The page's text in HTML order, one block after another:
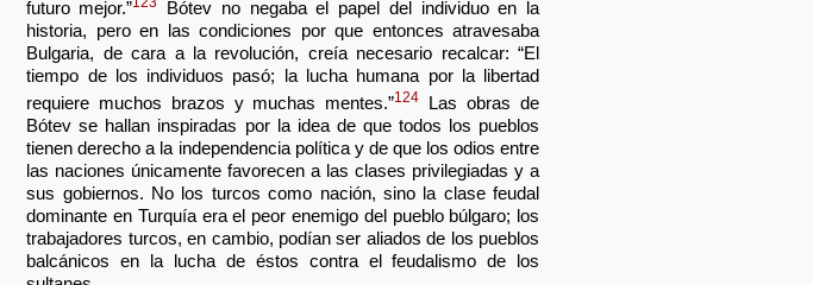
futuro mejor.”
Bótev no negaba el papel del individuo en la
historia, pero en las condiciones por que entonces atravesaba
Bulgaria, de cara a la revolución, creía necesario recalcar: “El
tiempo de los individuos pasó; la lucha humana por la libertad
requiere muchos brazos y muchas mentes.”124
Las obras de
Bótev se hallan inspiradas por la idea de que todos los pueblos
tienen derecho a la independencia política y de que los odios entre
las naciones únicamente favorecen a las clases privilegiadas y a
sus gobiernos. No los turcos como nación, sino la clase feudal
dominante en Turquía era el peor enemigo del pueblo búlgaro; los
trabajadores turcos, en cambio, podían ser aliados de los pueblos
balcánicos en la lucha de éstos contra el feudalismo de los